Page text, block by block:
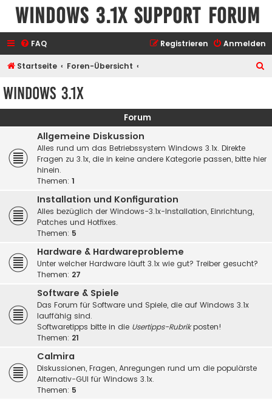
Windows 3.1x Support Forum
FAQ Anmelden
Registrieren
Startseite Foren-Übersicht
e
Windows 3.1x
Forum
Allgemeine Diskussion
Alles rund um das Betriebssystem Windows 3.1x. Direkte
Fragen zu 3.1x, die in keine andere Kategorie passen, bitte hier
hinein.
Themen: 1
Installation und Konfiguration
Alles bezüglich der Windows-3.1x-Installation, Einrichtung,
Patches und Hotfixes.
Themen: 5
Hardware & Hardwareprobleme
Unter welcher Hardware läuft 3.1x wie gut? Treiber gesucht?
Themen: 27
Software & Spiele
Das Forum für Software und Spiele, die auf Windows 3.1x
lauffähig sind.
Softwaretipps bitte in die Usertipps-Rubrikposten!
Themen: 21
Calmira
Diskussionen, Fragen, Anregungen rund um die populärste
Alternativ-GUI für Windows 3.1x.
Themen: 5